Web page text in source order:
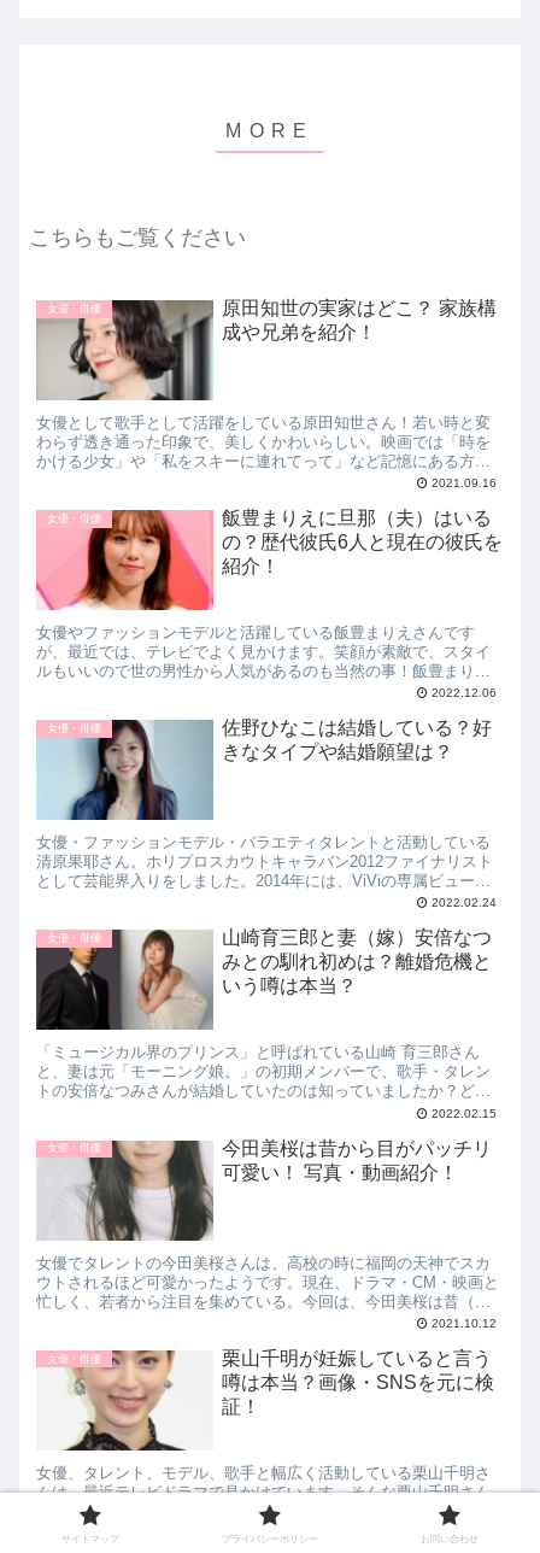
こちらもご覧ください
女優・俳優
原田知世の実家はどこ？ 家族構
成や兄弟を紹介！
女優として歌手として活躍をしている原田知世さん！若い時と変
わらず透き通った印象で、美しくかわいらしい。映画では「時を
かける少女」や「私をスキーに連れてって」など記憶にある方も
多いでしょう。そこで今回は、原田知世の実家はどこ？ 家族構成
2021.09.16
女優・俳優
飯豊まりえに旦那（夫）はいる
の？歴代彼氏6人と現在の彼氏を
紹介！
女優やファッションモデルと活躍している飯豊まりえさんです
が、最近では、テレビでよく見かけます。笑顔が素敵で、スタイ
ルもいいので世の男性から人気があるのも当然の事！飯豊まりえ
さんに旦那さんがいるのか？歴代の彼氏はどんな人がいるのか？
の？歴代彼氏6人と好きなタイプを紹介！についてお伝えしていき
2022.12.06
女優・俳優
佐野ひなこは結婚している？好
きなタイプや結婚願望は？
女優・ファッションモデル・バラエティタレントと活動している
清原果耶さん。ホリプロスカウトキャラバン2012ファイナリスト
として芸能界入りをしました。2014年には、ViViの専属ビューテ
ィー・ミューズになるほどの人気ぶり！最近では「結婚」と言う
いる？好きなタイプや結婚願望は？についてお伝えします。
2022.02.24
女優・俳優
山崎育三郎と妻（嫁）安倍なつ
みとの馴れ初めは？離婚危機と
いう噂は本当？
「ミュージカル界のプリンス」と呼ばれている山崎 育三郎さん
と、妻は元「モーニング娘。」の初期メンバーで、歌手・タレン
トの安倍なつみさんが結婚していたのは知っていましたか？どん
な接点があったのでしょう？しかも、離婚危機という噂もありま
初めは？離婚危機という噂は本当？について紹介していきます。
2022.02.15
女優・俳優
今田美桜は昔から目がパッチリ
可愛い！ 写真・動画紹介！
女優でタレントの今田美桜さんは、高校の時に福岡の天神でスカ
ウトされるほど可愛かったようです。現在、ドラマ・CM・映画と
忙しく、若者から注目を集めている。今回は、今田美桜は昔（子
供）から目がパッチリ可愛い！ 写真・動画紹介！についてお伝え
2021.10.12
女優・俳優
栗山千明が妊娠していると言う
噂は本当？画像・SNSを元に検
証！
女優、タレント、モデル、歌手と幅広く活動している栗山千明さ
んは、最近テレビドラマで見かけています。そんな栗山千明さん
について調べると「妊娠」と言うキーワードがでてきます。なぜ
なのでしょうか？そこで今回は、栗山千明が妊娠していると言う
2022.02.20
サイトマップ プライバシーポリシー お問い合わせ